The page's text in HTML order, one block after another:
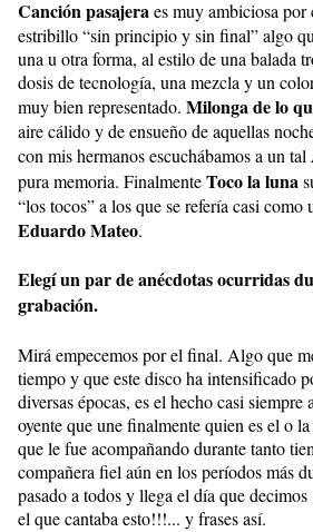
Canción pasajeraes muy ambiciosa
estribillo “sin principio y sin final” algo
una u otra forma, al estilo de una balada
dosis de tecnología, una mezcla y un
muy bien representado. Milonga de lo
aire cálido y de ensueño de aquellas
con mis hermanos escuchábamos a un tal
pura memoria. FinalmenteToco la luna
“los tocos” a los que se refería casi como
Eduardo Mateo.
Elegí un par de anécdotas ocurridas
grabación.
Mirá empecemos por el final. Algo que
tiempo y que este disco ha intensificado
diversas épocas, es el hecho casi siempre
oyente que une finalmente quien es el o
que le fue acompañando durante tanto
compañera fiel aún en los períodos más
pasado a todos y llega el día que decimos
el que cantaba esto!!!... y frases así.